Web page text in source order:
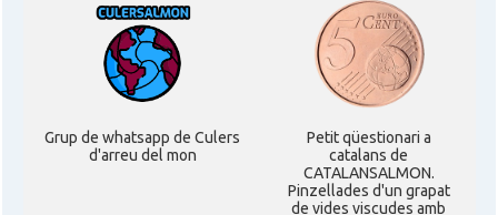
Grup de whatsapp de Culers
d'arreu del mon
Petit qüestionari a
catalans de
CATALANSALMON.
Pinzellades d'un grapat
de vides viscudes amb